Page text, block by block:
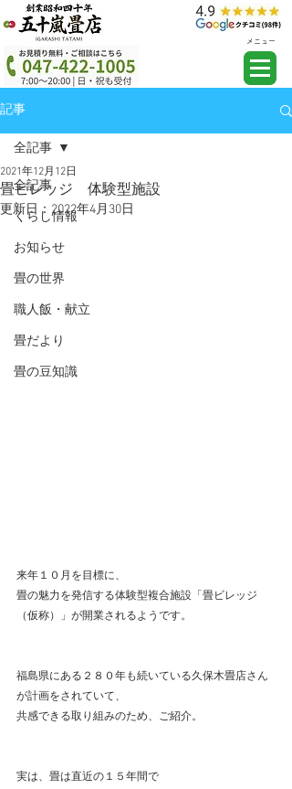
メニュー
記事
全記事
くらし情報
お知らせ
畳の世界
職人飯・献立
畳だより
畳の豆知識
全記事
畳ビレッジ 体験型施設
2021年12月12日
更新日： 2022年4月30日
来年１０月を目標に、
畳の魅力を発信する体験型複合施設「畳ビレッジ
（仮称）」が開業されるようです。
福島県にある２８０年も続いている久保木畳店さん
が計画をされていて、
共感できる取り組みのため、ご紹介。
実は、畳は直近の１５年間で